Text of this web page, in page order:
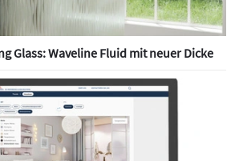
Glass: Waveline Fluid mit neuer Dicke